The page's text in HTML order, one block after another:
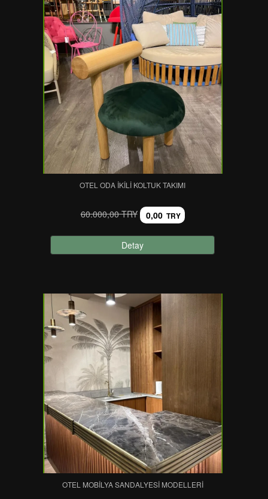
OTEL ODA İKILI KOLTUK TAKIMI
60.000,00 TRY 0,00 TRY
Detay
OTEL MOBILYA SANDALYESI MODELLERI